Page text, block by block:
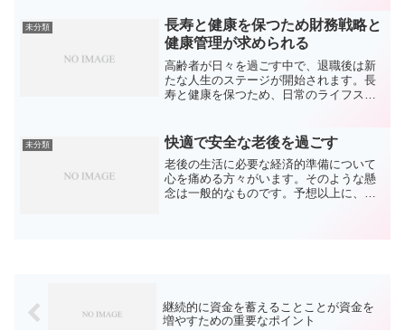
後を可能にするものです。定期的な身体
活動、均衡の取れた食生活...
未分類
長寿と健康を保つため財務戦略と
健康管理が求められる
高齢者が日々を過ごす中で、退職後は新
たな人生のステージが開始されます。長
寿と健康を保つため、日常のライフスタ
ることを目標に、充実感のある晩年を計
画することが大切です。適...
未分類 快適で安全な老後を過ごす
老後の生活に必要な経済的準備について
心を痛める方々がいます。そのような懸
念は一般的なものです。予想以上に、金
継続的に資金を蓄えることことが資金を
増やすための重要なポイント